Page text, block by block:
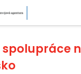
spolupráce